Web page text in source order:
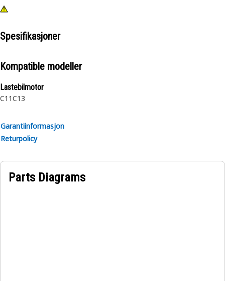
Spesifikasjoner
Kompatible modeller
Lastebilmotor
C11C13
Garantiinformasjon
Returpolicy
Parts Diagrams